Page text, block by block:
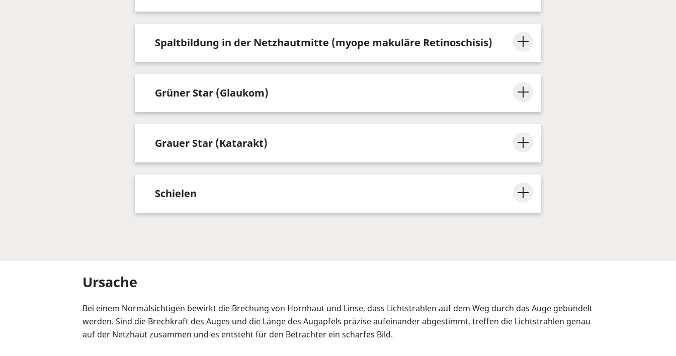
Spaltbildung in der Netzhautmitte (myope makuläre Retinoschisis)
Grüner Star (Glaukom)
Grauer Star (Katarakt)
Schielen
Ursache
Bei einem Normalsichtigen bewirkt die Brechung von Hornhaut und Linse, dass Lichtstrahlen auf dem Weg durch das Auge gebündelt
werden. Sind die Brechkraft des Auges und die Länge des Augapfels präzise aufeinander abgestimmt, treffen die Lichtstrahlen genau
auf der Netzhaut zusammen und es entsteht für den Betrachter ein scharfes Bild.